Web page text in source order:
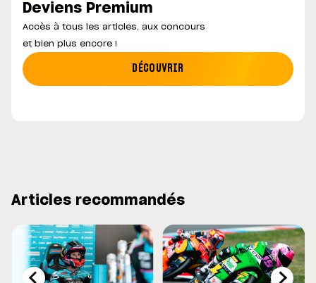
Deviens Premium
Accès à tous les articles, aux concours
et bien plus encore !
DÉCOUVRIR
Articles recommandés